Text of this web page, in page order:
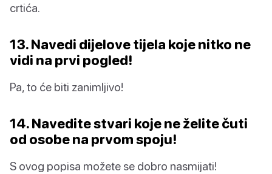
crtića.
13. Navedi dijelove tijela koje nitko ne
vidi na prvi pogled!
Pa, to će biti zanimljivo!
14. Navedite stvari koje ne želite čuti
od osobe na prvom spoju!
S ovog popisa možete se dobro nasmijati!